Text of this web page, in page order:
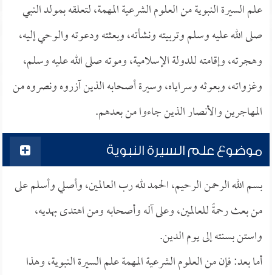
علم السيرة النبوية من العلوم الشرعية المهمة، لتعلقه بمولد النبي
صلى الله عليه وسلم وتربيته ونشأته، وبعثته ودعوته والوحي إليه،
وهجرته، وإقامته للدولة الإسلامية، وموته صلى الله عليه وسلم،
وغزواته، وبعوثه وسراياه، وسيرة أصحابه الذين آزروه ونصروه من
المهاجرين والأنصار الذين جاءوا من بعدهم.
موضوع علم السيرة النبوية
بسم الله الرحمن الرحيم، الحمد لله رب العالمين، وأصلي وأسلم على
من بعث رحمةً للعالمين، وعلى آله وأصحابه ومن اهتدى بهديه،
واستن بسنته إلى يوم الدين.
أما بعد: فإن من العلوم الشرعية المهمة علم السيرة النبوية، وهذا